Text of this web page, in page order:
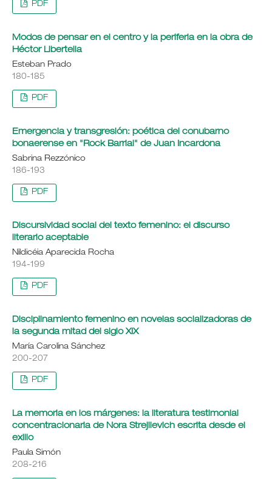
PDF
Modos de pensar en el centro y la periferia en la obra de
Héctor Libertella
Esteban Prado
180-185
PDF
Emergencia y transgresión: poética del conubarno
bonaerense en "Rock Barrial" de Juan Incardona
Sabrina Rezzónico
186-193
PDF
Discursividad social del texto femenino: el discurso
literario aceptable
Nildicéia Aparecida Rocha
194-199
PDF
Disciplinamiento femenino en novelas socializadoras de
la segunda mitad del siglo XIX
María Carolina Sánchez
200-207
PDF
La memoria en los márgenes: la literatura testimonial
concentracionaria de Nora Strejilevich escrita desde el
exilio
Paula Simón
208-216